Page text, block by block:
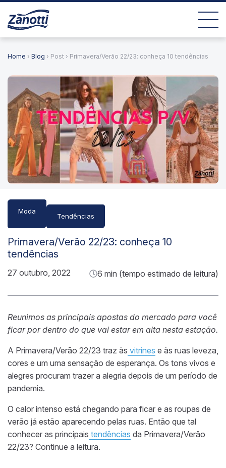
Home › Blog › Post › Primavera/Verão 22/23: conheça 10 tendências
Moda
Tendências
Primavera/Verão 22/23: conheça 10
tendências
27 outubro, 2022 6 min (tempo estimado de leitura)
Reunimos as principais apostas do mercado para você
ficar por dentro do que vai estar em alta nesta estação.
A Primavera/Verão 22/23 traz às vitrines e às ruas leveza,
cores e um uma sensação de esperança. Os tons vivos e
alegres procuram trazer a alegria depois de um período de
pandemia.
O calor intenso está chegando para ficar e as roupas de
verão já estão aparecendo pelas ruas. Então que tal
conhecer as principais tendências da Primavera/Verão
22/23? Continue a leitura.